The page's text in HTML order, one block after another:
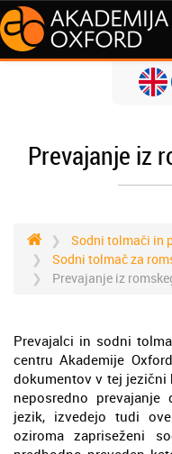
Prevajanje iz
Sodni tolmači in
Sodni tolmač za
Prevajanje iz
Prevajalci in sodni
centru Akademije
dokumentov v tej jezični
neposredno
jezik, izvedejo tudi
oziroma zapriseženi